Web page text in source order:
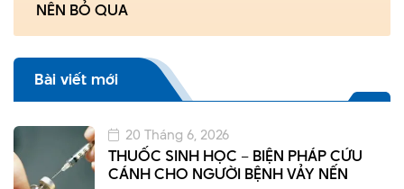
NÊN BỎ QUA
Bài viết mới
THUỐC SINH HỌC – BIỆN PHÁP CỨU
CÁNH CHO NGƯỜI BỆNH VẢY NẾN
20 Tháng 6, 2026